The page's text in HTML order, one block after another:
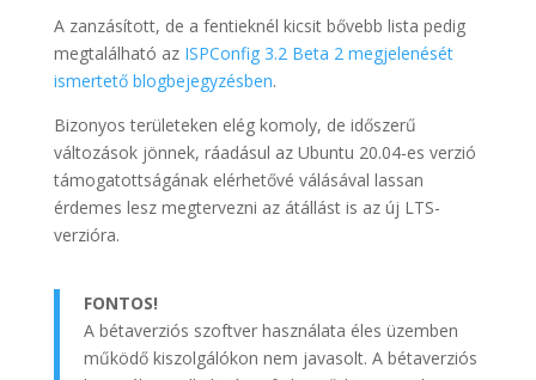
A zanzásított, de a fentieknél kicsit bővebb lista pedig
megtalálható az ISPConfig 3.2 Beta 2 megjelenését
ismertető blogbejegyzésben.
Bizonyos területeken elég komoly, de időszerű
változások jönnek, ráadásul az Ubuntu 20.04-es verzió
támogatottságának elérhetővé válásával lassan
érdemes lesz megtervezni az átállást is az új LTS-
verzióra.
FONTOS!
A bétaverziós szoftver használata éles üzemben
működő kiszolgálókon nem javasolt. A bétaverziós